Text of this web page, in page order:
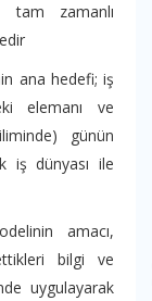
tam zamanlı
ana hedefi; iş
elemanı ve
günün
iş dünyası ile
amacı,
bilgi ve
uygulayarak